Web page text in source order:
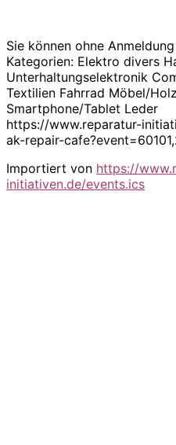
Sie können ohne
Kategorien: Elektro divers
Unterhaltungselektronik
Textilien Fahrrad Möbel/
Smartphone/Tablet Leder
https://www.reparatur-
ak-repair-
Importiert von https://
initiativen.de/events.ics